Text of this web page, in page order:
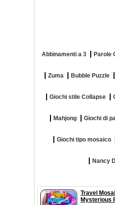
Abbinamenti a 3 Parole
Zuma Bubble Puzzle
Giochi stile Collapse
Mahjong Giochi di
Giochi tipo mosaico
Nancy
Travel
Mysterious